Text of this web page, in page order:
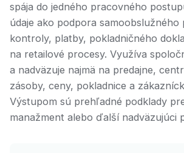
spája do jedného pracovného
údaje ako podpora samoobslužného
kontroly, platby, pokladničného
na retailové procesy. Využíva
a nadväzuje najmä na predajne,
zásoby, ceny, pokladnice a
Výstupom sú prehľadné podklady
manažment alebo ďalší nadväzujúci